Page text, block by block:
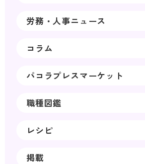
労務・人事ニュース
コラム
パコラプレスマーケット
職種図鑑
レシピ
掲載